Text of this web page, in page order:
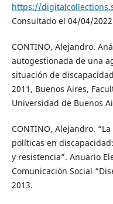
https://
Consultado el 04/04/
CONTINO, Alejandro.
autogestionada de una
situación de
2011, Buenos Aires,
Universidad de Buenos
CONTINO, Alejandro.
políticas en
y resistencia”. Anuario
Comunicación Social
2013.